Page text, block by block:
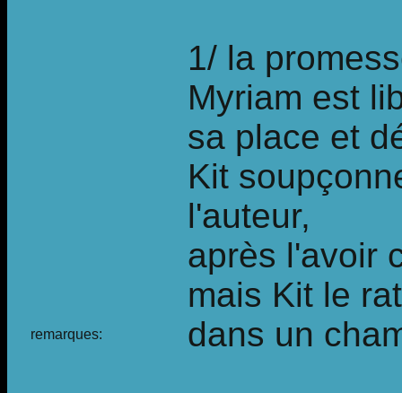
remarques:
1/ la
Myriam est
sa place et
Kit
l'auteur,
après l'avoir
mais Kit le
dans un